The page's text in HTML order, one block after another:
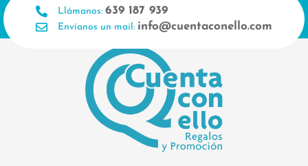
Ir
al
contenido
Llámanos: 639 187 939
Envíanos un mail: info@cuentaconello.com